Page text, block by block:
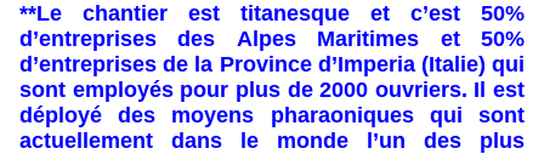
**Le chantier est titanesque et c’est 50%
d’entreprises des Alpes Maritimes et 50%
d’entreprises de la Province d’Imperia (Italie) qui
sont employés pour plus de 2000 ouvriers. Il est
déployé des moyens pharaoniques qui sont
actuellement dans le monde l’un des plus